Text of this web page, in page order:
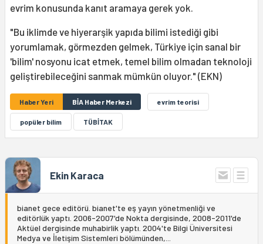
evrim konusunda kanıt aramaya gerek yok.
"Bu iklimde ve hiyerarşik yapıda bilimi istediği gibi
yorumlamak, görmezden gelmek, Türkiye için sanal bir
'bilim' nosyonu icat etmek, temel bilim olmadan teknoloji
geliştirebileceğini sanmak mümkün oluyor." (EKN)
Haber Yeri BİA Haber Merkezi evrim teorisi
popüler bilim TÜBİTAK
Ekin Karaca
bianet gece editörü. bianet'te eş yayın yönetmenliği ve
editörlük yaptı. 2006-2007'de Nokta dergisinde, 2008-2011'de
Aktüel dergisinde muhabirlik yaptı. 2004'te Bilgi Üniversitesi
Medya ve İletişim Sistemleri bölümünden,...